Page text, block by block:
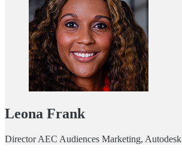
Leona Frank
Director AEC Audiences Marketing, Autodesk